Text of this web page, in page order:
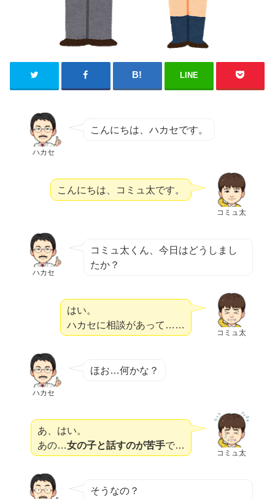
LINE
ハカセ
こんにちは、ハカセです。
コミュ太
こんにちは、コミュ太です。
ハカセ
コミュ太くん、今日はどうしまし
たか？
コミュ太
はい。
ハカセに相談があって……
ハカセ
ほお…何かな？
コミュ太
あ、はい。
あの…女の子と話すのが苦手で…
そうなの？